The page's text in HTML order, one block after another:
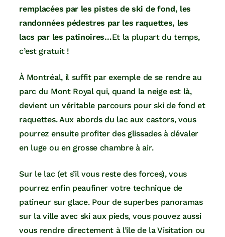
remplacées par les pistes de ski de fond, les
randonnées pédestres par les raquettes, les
lacs par les patinoires…Et la plupart du temps,
c’est gratuit !
À Montréal, il suffit par exemple de se rendre au
parc du Mont Royal qui, quand la neige est là,
devient un véritable parcours pour ski de fond et
raquettes. Aux abords du lac aux castors, vous
pourrez ensuite profiter des glissades à dévaler
en luge ou en grosse chambre à air.
Sur le lac (et s’il vous reste des forces), vous
pourrez enfin peaufiner votre technique de
patineur sur glace. Pour de superbes panoramas
sur la ville avec ski aux pieds, vous pouvez aussi
vous rendre directement à l’ile de la Visitation ou